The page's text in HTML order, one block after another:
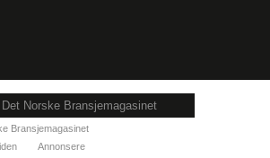
Norske Bransjemagasinet
Bransjemagasinet
Annonsere